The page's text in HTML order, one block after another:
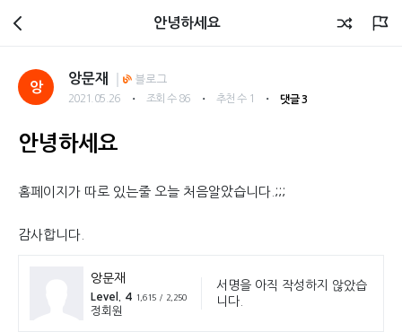
회원광장
안녕하세요
앙
앙문재 블로그
2021.05.26 ・ 조회 수 86 ・ 추천 수 1 ・ 댓글 3
안녕하세요
홈페이지가 따로 있는줄 오늘 처음알았습니다.;;;
감사합니다.
앙문재
Level. 4 1,615 / 2,250
정회원
서명을 아직 작성하지 않았습
니다.